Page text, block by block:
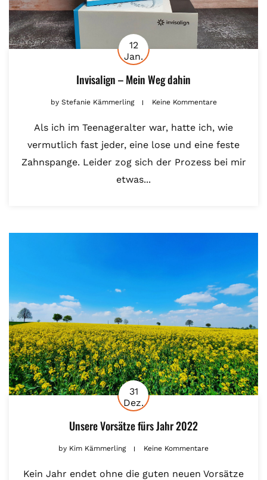
12
Jan.
Invisalign – Mein Weg dahin
byStefanie Kämmerling Keine Kommentare
Als ich im Teenageralter war, hatte ich, wie
vermutlich fast jeder, eine lose und eine feste
Zahnspange. Leider zog sich der Prozess bei mir
etwas...
31
Dez.
Unsere Vorsätze fürs Jahr 2022
by Kim Kämmerling Keine Kommentare
Kein Jahr endet ohne die guten neuen Vorsätze